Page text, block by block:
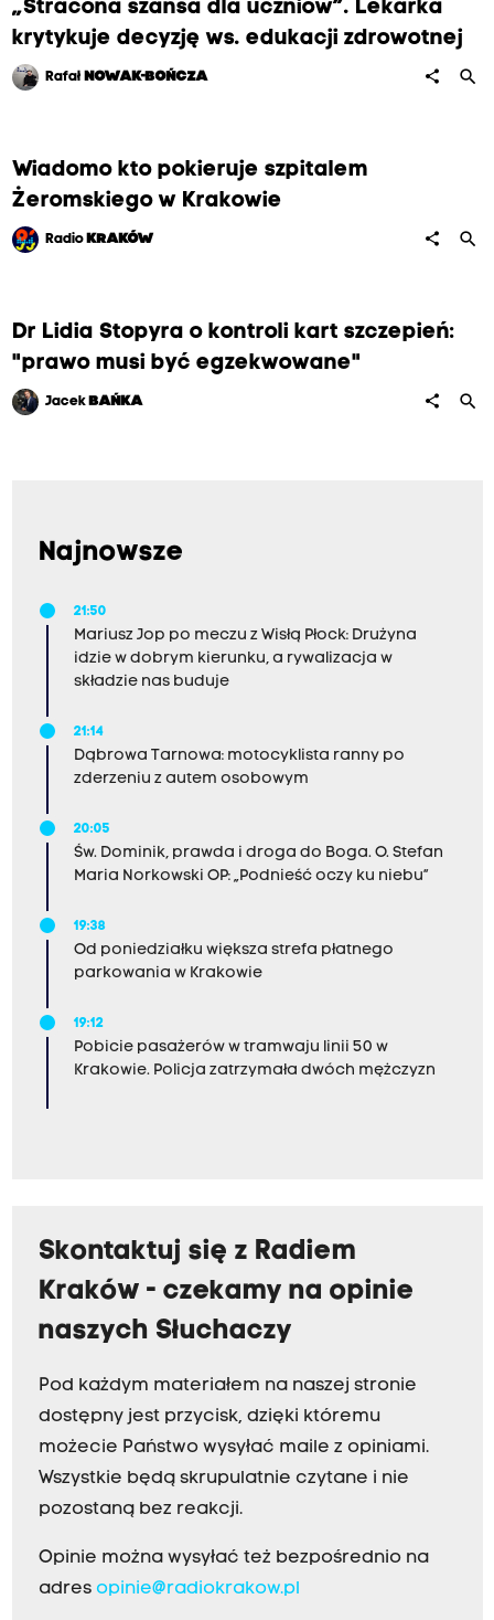
„Stracona szansa dla uczniów”. Lekarka
krytykuje decyzję ws. edukacji zdrowotnej
Rafał NOWAK-BOŃCZA share search
Wiadomo kto pokieruje szpitalem
Żeromskiego w Krakowie
Radio KRAKÓW share search
Dr Lidia Stopyra o kontroli kart szczepień:
"prawo musi być egzekwowane"
Jacek BAŃKA share search
Najnowsze
21:50
Mariusz Jop po meczu z Wisłą Płock: Drużyna
idzie w dobrym kierunku, a rywalizacja w
składzie nas buduje
21:14
Dąbrowa Tarnowa: motocyklista ranny po
zderzeniu z autem osobowym
20:05
Św. Dominik, prawda i droga do Boga. O. Stefan
Maria Norkowski OP: „Podnieść oczy ku niebu”
19:38
Od poniedziałku większa strefa płatnego
parkowania w Krakowie
19:12
Pobicie pasażerów w tramwaju linii 50 w
Krakowie. Policja zatrzymała dwóch mężczyzn
Skontaktuj się z Radiem
Kraków - czekamy na opinie
naszych Słuchaczy
Pod każdym materiałem na naszej stronie
dostępny jest przycisk, dzięki któremu
możecie Państwo wysyłać maile z opiniami.
Wszystkie będą skrupulatnie czytane i nie
pozostaną bez reakcji.
Opinie można wysyłać też bezpośrednio na
adres opinie@radiokrakow.pl